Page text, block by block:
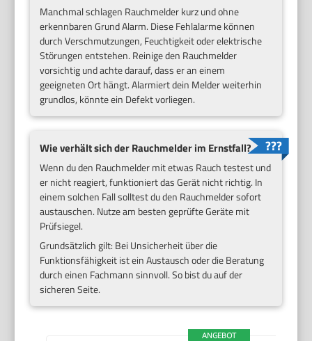
Manchmal schlagen Rauchmelder kurz und ohne
erkennbaren Grund Alarm. Diese Fehlalarme können
durch Verschmutzungen, Feuchtigkeit oder elektrische
Störungen entstehen. Reinige den Rauchmelder
vorsichtig und achte darauf, dass er an einem
geeigneten Ort hängt. Alarmiert dein Melder weiterhin
grundlos, könnte ein Defekt vorliegen.
Wie verhält sich der Rauchmelder im Ernstfall?
Wenn du den Rauchmelder mit etwas Rauch testest und
er nicht reagiert, funktioniert das Gerät nicht richtig. In
einem solchen Fall solltest du den Rauchmelder sofort
austauschen. Nutze am besten geprüfte Geräte mit
Prüfsiegel.
Grundsätzlich gilt: Bei Unsicherheit über die
Funktionsfähigkeit ist ein Austausch oder die Beratung
durch einen Fachmann sinnvoll. So bist du auf der
sicheren Seite.
ANGEBOT